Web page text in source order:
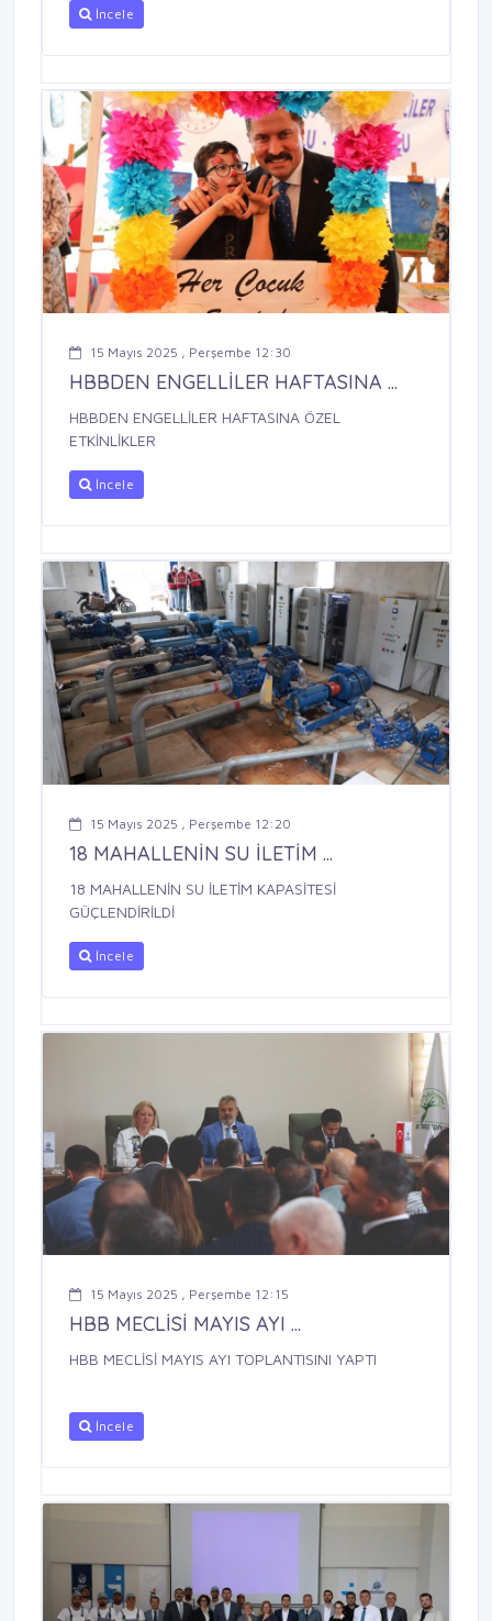
İncele
15 Mayıs 2025 , Perşembe 12:30
HBBDEN ENGELLİLER HAFTASINA ...
HBBDEN ENGELLİLER HAFTASINA ÖZEL
ETKİNLİKLER
İncele
15 Mayıs 2025 , Perşembe 12:20
18 MAHALLENİN SU İLETİM ...
18 MAHALLENİN SU İLETİM KAPASİTESİ
GÜÇLENDİRİLDİ
İncele
15 Mayıs 2025 , Perşembe 12:15
HBB MECLİSİ MAYIS AYI ...
HBB MECLİSİ MAYIS AYI TOPLANTISINI YAPTI
İncele